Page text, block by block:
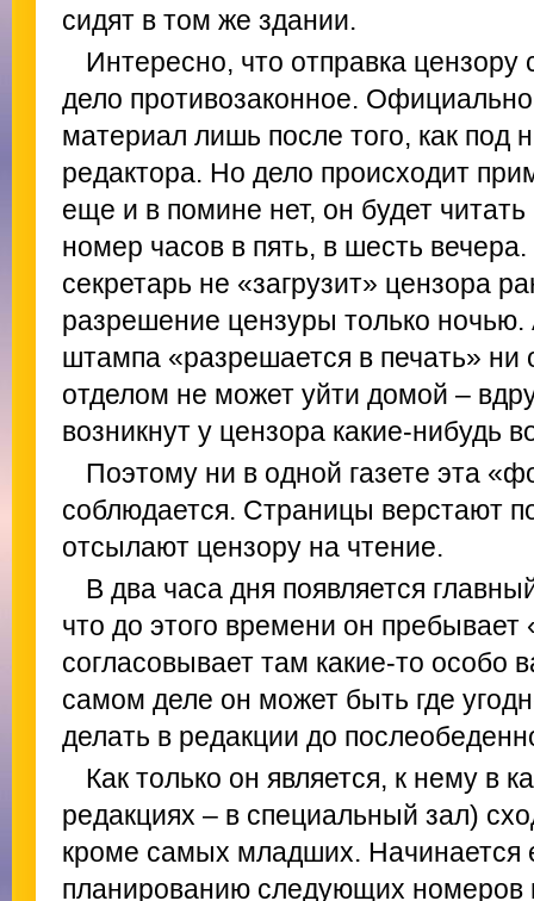
сидят в том же здании.
Интересно, что отправка
дело противозаконное.
материал лишь после того, как под
редактора. Но дело происходит
еще и в помине нет, он будет
номер часов в пять, в шесть
секретарь не «загрузит» цензора
разрешение цензуры только ночью.
штампа «разрешается в печать»
отделом не может уйти домой –
возникнут у цензора какие-нибудь
Поэтому ни в одной газете эта
соблюдается. Страницы верстают
отсылают цензору на чтение.
В два часа дня появляется
что до этого времени он пребывает
согласовывает там какие-то особо
самом деле он может быть где
делать в редакции до
Как только он является, к нему в
редакциях – в специальный зал)
кроме самых младших. Начинается
планированию следующих номеров